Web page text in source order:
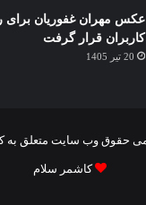
عکس مهران غفوریان برای
کاربران قرار گرفت
20 تیر 1405
کاشمر سلام